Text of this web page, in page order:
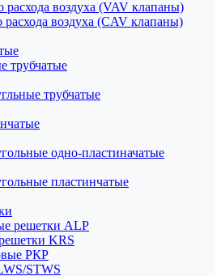
расхода воздуха (VAV клапаны)
расхода воздуха (CAV клапаны)
трубчатые
трубчатые
одно-пластиначатые
пластинчатые
решетки ALP
KRS
РКР
STWS